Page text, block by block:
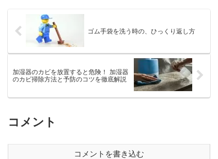
ゴム手袋を洗う時の、ひっくり返し方
加湿器のカビを放置すると危険！ 加湿器
のカビ掃除方法と予防のコツを徹底解説
コメント
コメントを書き込む